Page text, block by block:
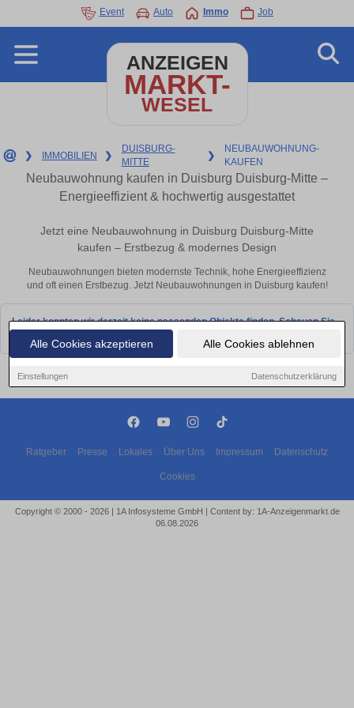
Alle Cookies akzeptieren Alle Cookies ablehnen
Einstellungen Datenschutzerklärung
Event Auto Immo Job
ANZEIGEN
MARKT-
WESEL
❯ IMMOBILIEN ❯
DUISBURG-
MITTE
❯
NEUBAUWOHNUNG-
KAUFEN
Neubauwohnung kaufen in Duisburg Duisburg-Mitte –
Energieeffizient & hochwertig ausgestattet
Jetzt eine Neubauwohnung in Duisburg Duisburg-Mitte
kaufen – Erstbezug & modernes Design
Neubauwohnungen bieten modernste Technik, hohe Energieeffizienz
und oft einen Erstbezug. Jetzt Neubauwohnungen in Duisburg kaufen!
Leider konnten wir derzeit keine passenden Objekte finden. Schauen Sie
Ratgeber Presse Lokales Über Uns Impressum Datenschutz
Cookies
Copyright © 2000 - 2026 | 1A Infosysteme GmbH | Content by: 1A-Anzeigenmarkt.de
06.08.2026